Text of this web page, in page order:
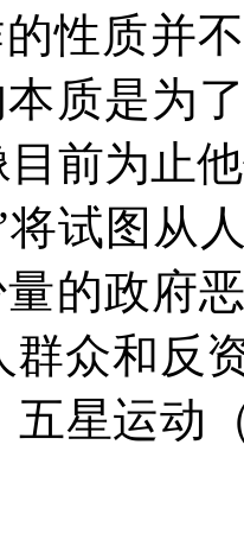
的性质并
质是为
目前为止
将试图从
的政府
群众和反
五星运动